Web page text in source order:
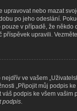
nebo mazat
po jeho odeslání.
v případě, že
upravili.
ve vašem
„Připojit můj podpis
podpis ke všem
podpis.